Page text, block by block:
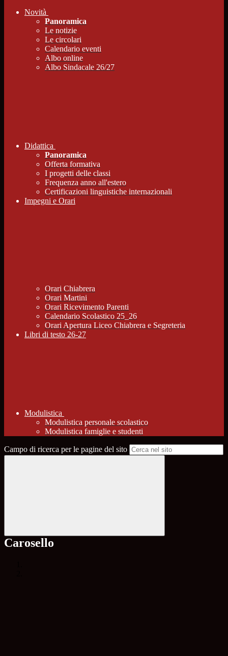
Novità
Panoramica
Le notizie
Le circolari
Calendario eventi
Albo online
Albo Sindacale 26/27
Didattica
Panoramica
Offerta formativa
I progetti delle classi
Frequenza anno all'estero
Certificazioni linguistiche internazionali
Impegni e Orari
Orari Chiabrera
Orari Martini
Orari Ricevimento Parenti
Calendario Scolastico 25_26
Orari Apertura Liceo Chiabrera e Segreteria
Libri di testo 26-27
Modulistica
Modulistica personale scolastico
Modulistica famiglie e studenti
Campo di ricerca per le pagine del sito
Carosello